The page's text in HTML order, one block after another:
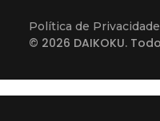
Política de Privacidade
© 2026 DAIKOKU.